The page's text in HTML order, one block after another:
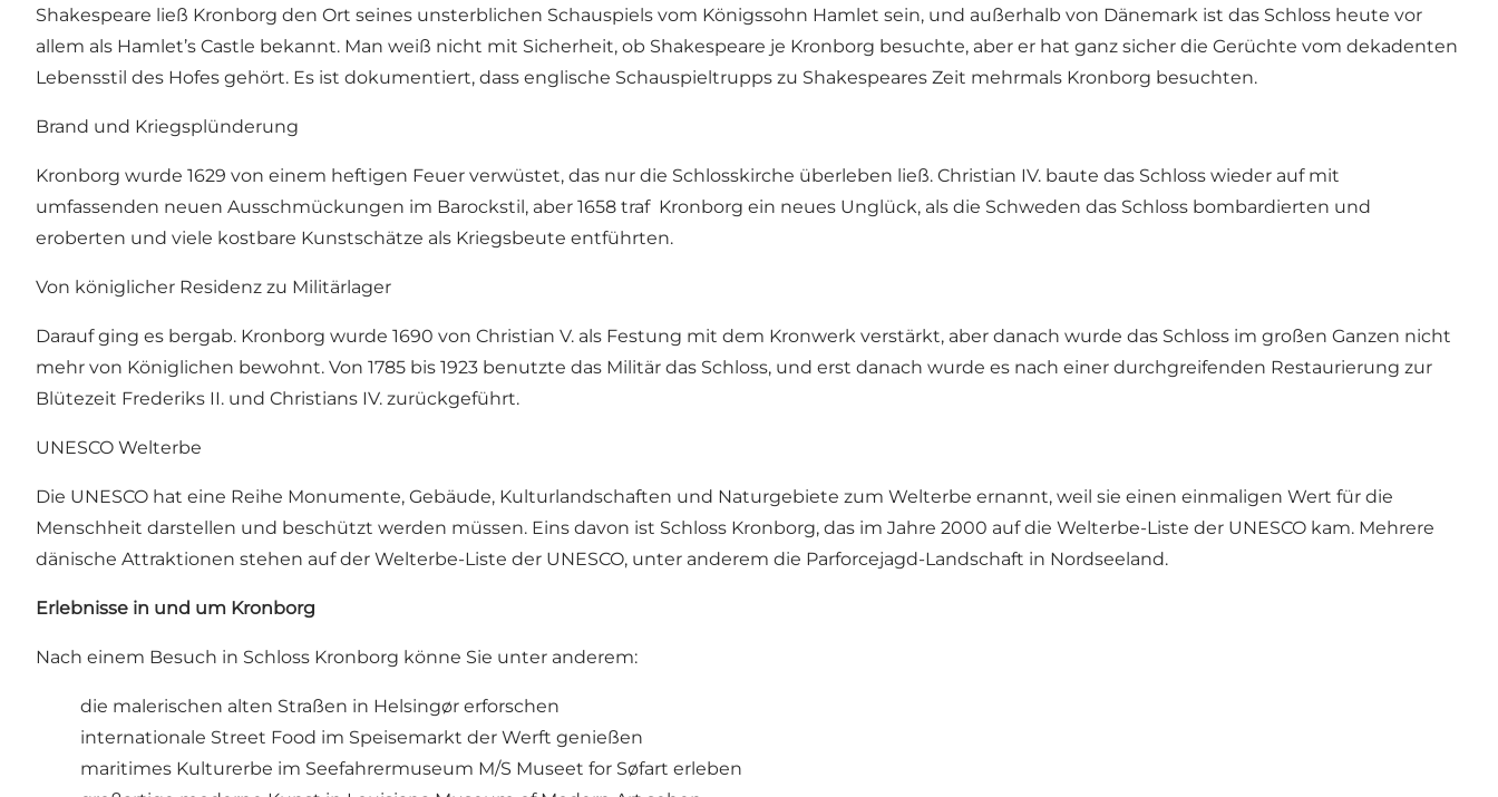
Shakespeare ließ Kronborg den Ort seines unsterblichen Schauspiels vom Königssohn Hamlet sein, und außerhalb von Dänemark ist das Schloss heute vor
allem als Hamlet’s Castle bekannt. Man weiß nicht mit Sicherheit, ob Shakespeare je Kronborg besuchte, aber er hat ganz sicher die Gerüchte vom dekadenten
Lebensstil des Hofes gehört. Es ist dokumentiert, dass englische Schauspieltrupps zu Shakespeares Zeit mehrmals Kronborg besuchten.
Brand und Kriegsplünderung
Kronborg wurde 1629 von einem heftigen Feuer verwüstet, das nur die Schlosskirche überleben ließ. Christian IV. baute das Schloss wieder auf mit
umfassenden neuen Ausschmückungen im Barockstil, aber 1658 traf Kronborg ein neues Unglück, als die Schweden das Schloss bombardierten und
eroberten und viele kostbare Kunstschätze als Kriegsbeute entführten.
Von königlicher Residenz zu Militärlager
Darauf ging es bergab. Kronborg wurde 1690 von Christian V. als Festung mit dem Kronwerk verstärkt, aber danach wurde das Schloss im großen Ganzen nicht
mehr von Königlichen bewohnt. Von 1785 bis 1923 benutzte das Militär das Schloss, und erst danach wurde es nach einer durchgreifenden Restaurierung zur
Blütezeit Frederiks II. und Christians IV. zurückgeführt.
UNESCO Welterbe
Die UNESCO hat eine Reihe Monumente, Gebäude, Kulturlandschaften und Naturgebiete zum Welterbe ernannt, weil sie einen einmaligen Wert für die
Menschheit darstellen und beschützt werden müssen. Eins davon ist Schloss Kronborg, das im Jahre 2000 auf die Welterbe-Liste der UNESCO kam. Mehrere
dänische Attraktionen stehen auf der Welterbe-Liste der UNESCO, unter anderem die Parforcejagd-Landschaft in Nordseeland.
Erlebnisse in und um Kronborg
Nach einem Besuch in Schloss Kronborg könne Sie unter anderem:
die malerischen alten Straßen in Helsingør erforschen
internationale Street Food im Speisemarkt der Werft genießen
maritimes Kulturerbe im Seefahrermuseum M/S Museet for Søfart erleben